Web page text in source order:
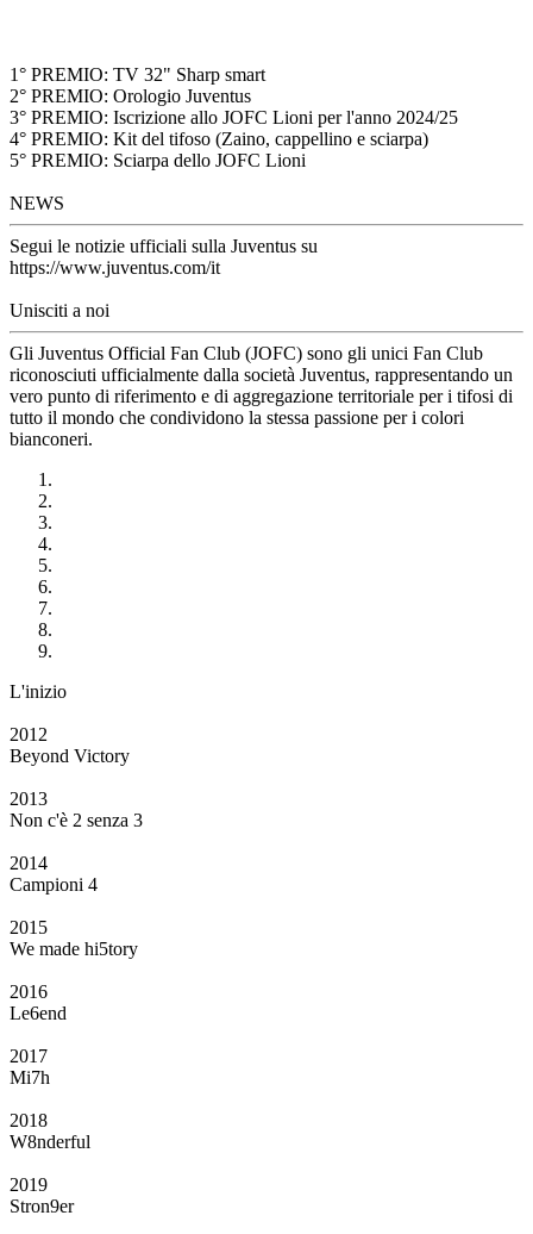
1° PREMIO: TV 32" Sharp smart
2° PREMIO: Orologio Juventus
3° PREMIO: Iscrizione allo JOFC Lioni per l'anno 2024/25
4° PREMIO: Kit del tifoso (Zaino, cappellino e sciarpa)
5° PREMIO: Sciarpa dello JOFC Lioni
NEWS
Segui le notizie ufficiali sulla Juventus su
https://www.juventus.com/it
Unisciti a noi
Gli Juventus Official Fan Club (JOFC) sono gli unici Fan Club
riconosciuti ufficialmente dalla società Juventus, rappresentando un
vero punto di riferimento e di aggregazione territoriale per i tifosi di
tutto il mondo che condividono la stessa passione per i colori
bianconeri.
L'inizio
2012
Beyond Victory
2013
Non c'è 2 senza 3
2014
Campioni 4
2015
We made hi5tory
2016
Le6end
2017
Mi7h
2018
W8nderful
2019
Stron9er